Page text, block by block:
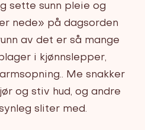
sette sunn pleie og
nede» på dagsorden
av det er så mange
i kjønnslepper,
Me snakker
og stiv hud, og andre
sliter med.